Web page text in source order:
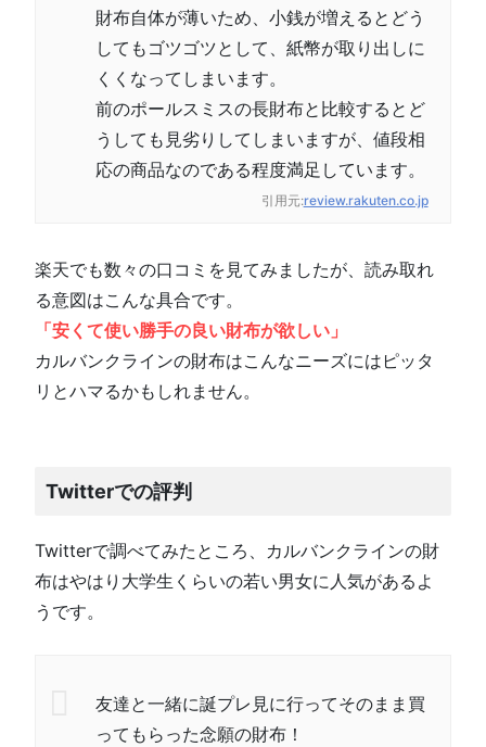
財布自体が薄いため、小銭が増えるとどう
してもゴツゴツとして、紙幣が取り出しに
くくなってしまいます。
前のポールスミスの長財布と比較するとど
うしても見劣りしてしまいますが、値段相
応の商品なのである程度満足しています。
引用元:review.rakuten.co.jp
楽天でも数々の口コミを見てみましたが、読み取れ
る意図はこんな具合です。
「安くて使い勝手の良い財布が欲しい」
カルバンクラインの財布はこんなニーズにはピッタ
リとハマるかもしれません。
Twitterでの評判
Twitterで調べてみたところ、カルバンクラインの財
布はやはり大学生くらいの若い男女に人気があるよ
うです。
友達と一緒に誕プレ見に行ってそのまま買
ってもらった念願の財布！